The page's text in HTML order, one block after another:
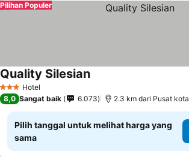
Pilihan Populer
3 BintangHotel
Quality Silesian
8,0 Sangat baik 6.073 2.3 km dari Pusat kota
Pilih tanggal untuk melihat harga yang
sama